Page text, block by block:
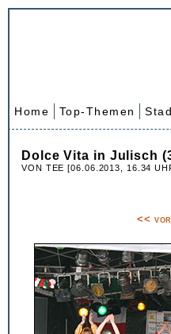
Home Top-Themen
Dolce Vita in Julisch
VON TEE [06.06.2013, 16.34
<<